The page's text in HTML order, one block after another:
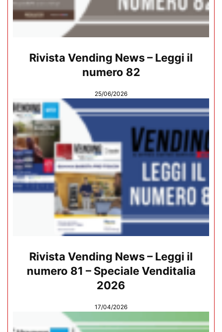
Rivista Vending News – Leggi il
numero 82
25/06/2026
Rivista Vending News – Leggi il
numero 81 – Speciale Venditalia
2026
17/04/2026